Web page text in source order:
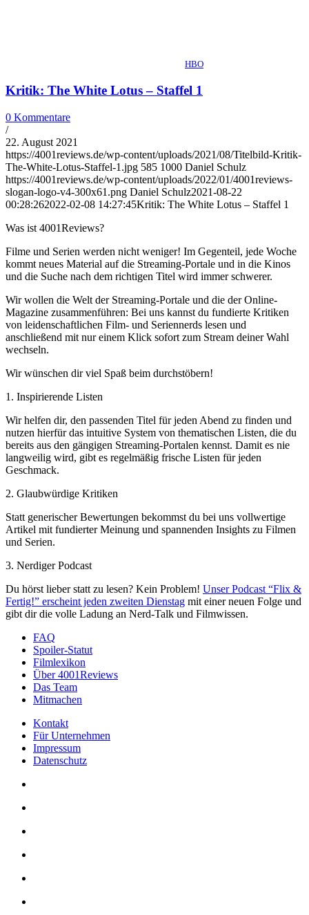
HBO
Kritik: The White Lotus – Staffel 1
0 Kommentare
/
22. August 2021
https://4001reviews.de/wp-content/uploads/2021/08/Titelbild-Kritik-
The-White-Lotus-Staffel-1.jpg 585 1000 Daniel Schulz
https://4001reviews.de/wp-content/uploads/2022/01/4001reviews-
slogan-logo-v4-300x61.png Daniel Schulz2021-08-22
00:28:262022-02-08 14:27:45Kritik: The White Lotus – Staffel 1
Was ist 4001Reviews?
Filme und Serien werden nicht weniger! Im Gegenteil, jede Woche
kommt neues Material auf die Streaming-Portale und in die Kinos
und die Suche nach dem richtigen Titel wird immer schwerer.
Wir wollen die Welt der Streaming-Portale und die der Online-
Magazine zusammenführen: Bei uns kannst du fundierte Kritiken
von leidenschaftlichen Film- und Seriennerds lesen und
anschließend mit nur einem Klick sofort zum Stream deiner Wahl
wechseln.
Wir wünschen dir viel Spaß beim durchstöbern!
1. Inspirierende Listen
Wir helfen dir, den passenden Titel für jeden Abend zu finden und
nutzen hierfür das intuitive System von thematischen Listen, die du
bereits aus den gängigen Streaming-Portalen kennst. Damit es nie
langweilig wird, gibt es regelmäßig frische Listen für jeden
Geschmack.
2. Glaubwürdige Kritiken
Statt generischer Bewertungen bekommst du bei uns vollwertige
Artikel mit fundierter Meinung und spannenden Insights zu Filmen
und Serien.
3. Nerdiger Podcast
Du hörst lieber statt zu lesen? Kein Problem! Unser Podcast “Flix &
Fertig!” erscheint jeden zweiten Dienstag mit einer neuen Folge und
gibt dir die volle Ladung an Nerd-Talk und Filmwissen.
FAQ
Spoiler-Statut
Filmlexikon
Über 4001Reviews
Das Team
Mitmachen
Kontakt
Für Unternehmen
Impressum
Datenschutz